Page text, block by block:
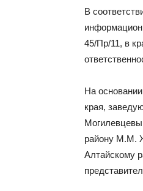
В
45/Пр/11, в
На
края,
району М.М.
Алтайскому